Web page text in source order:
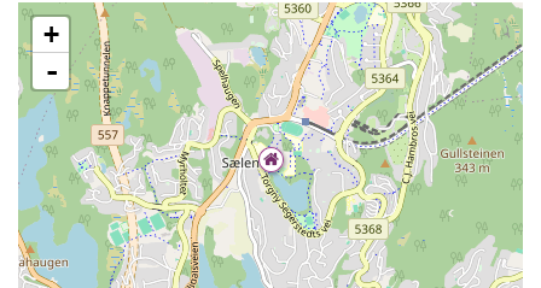
+
-